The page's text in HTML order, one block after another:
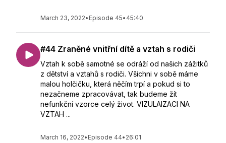
March 23, 2022• Episode 45• 45:40
#44 Zraněné vnitřní dítě a vztah s rodiči
Vztah k sobě samotné se odráží od našich zážitků
z dětství a vztahů s rodiči. Všichni v sobě máme
malou holčičku, která něčím trpí a pokud si to
nezačneme zpracovávat, tak budeme žít
nefunkční vzorce celý život. VIZULAIZACI NA
VZTAH ...
March 16, 2022• Episode 44• 26:01